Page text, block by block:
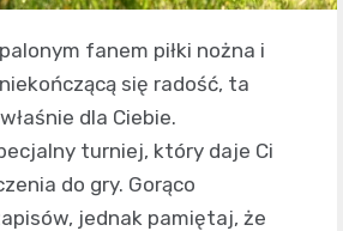
fanem piłki nożna i
się radość, ta
dla Ciebie.
turniej, który daje Ci
do gry. Gorąco
jednak pamiętaj, że